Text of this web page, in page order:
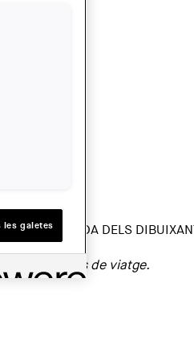
LA MIRADA DELS
o llibretes de viatge.
les galetes